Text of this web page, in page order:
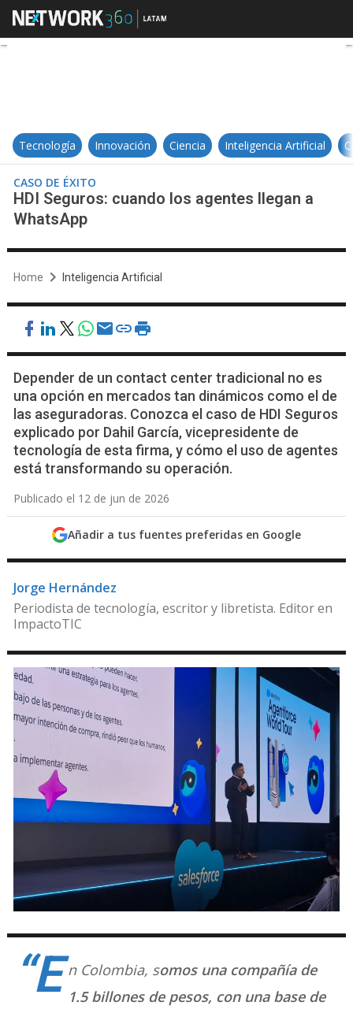
HDI Seguros: cuando los
Tecnología Innovación Ciencia Inteligencia Artificial
CASO DE ÉXITO
HDI Seguros: cuando los agentes llegan a
WhatsApp
Home Inteligencia Artificial
Depender de un contact center tradicional no es
una opción en mercados tan dinámicos como el de
las aseguradoras. Conozca el caso de HDI Seguros
explicado por Dahil García, vicepresidente de
tecnología de esta firma, y cómo el uso de agentes
está transformando su operación.
Publicado el 12 de jun de 2026
Añadir a tus fuentes preferidas en Google
Jorge Hernández
Periodista de tecnología, escritor y libretista. Editor en
ImpactoTIC
“E n Colombia, somos una compañía de
1.5 billones de pesos, con una base de